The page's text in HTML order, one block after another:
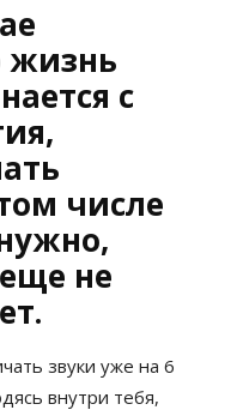
жизнь
с
числе
не
звуки уже на 6
внутри тебя,